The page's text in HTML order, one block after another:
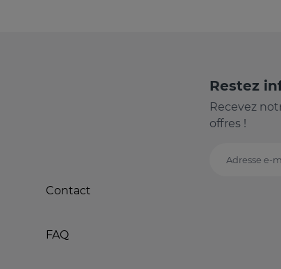
Contact
FAQ
Restez
Recevez
offres !
Adresse e-